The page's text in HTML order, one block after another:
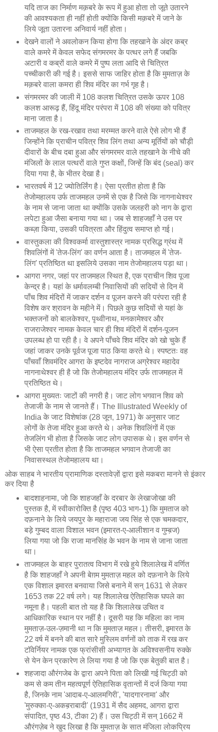
यदि ताज का निर्माण मक़बरे के रूप में हुआ होता तो जूते उतारने
की आवश्यकता ही नहीं होती क्योंकि किसी मक़बरे में जाने के
लिये जूता उतारना अनिवार्य नहीं होता।
देखने वालों ने अवलोकन किया होगा कि तहखाने के अंदर कब्र
वाले कमरे में केवल सफेद संगमरमर के पत्थर लगे हैं जबकि
अटारी व कब्रों वाले कमरे में पुष्प लता आदि से चित्रित
पच्चीकारी की गई है। इससे साफ जाहिर होता है कि मुमताज़ के
मक़बरे वाला कमरा ही शिव मंदिर का गर्भ गृह है।
संगमरमर की जाली में 108 कलश चित्रित उसके ऊपर 108
कलश आरूढ़ हैं, हिंदू मंदिर परंपरा में 108 की संख्या को पवित्र
माना जाता है।
ताजमहल के रख-रखाव तथा मरम्मत करने वाले ऐसे लोग भी हैं
जिन्होंने कि प्राचीन पवित्र शिव लिंग तथा अन्य मूर्तियों को चौड़ी
दीवारों के बीच दबा हुआ और संगमरमर वाले तहखाने के नीचे की
मंजिलों के लाल पत्थरों वाले गुप्त कक्षों, जिन्हें कि बंद (seal) कर
दिया गया है, के भीतर देखा है।
भारतवर्ष में 12 ज्योतिर्लिंग है। ऐसा प्रतीत होता है कि
तेजोमहालय उर्फ ताजमहल उनमें से एक है जिसे कि नागनाथेश्वर
के नाम से जाना जाता था क्योंकि उसके जलहरी को नाग के द्वारा
लपेटा हुआ जैसा बनाया गया था। जब से शाहजहाँ ने उस पर
कब्ज़ा किया, उसकी पवित्रता और हिंदुत्व समाप्त हो गई।
वास्तुकला की विश्वकर्मा वास्तुशास्त्र नामक प्रसिद्ध ग्रंथ में
शिवलिंगों में 'तेज-लिंग' का वर्णन आता है। ताजमहल में 'तेज-
लिंग' प्रतिष्ठित था इसलिये उसका नाम तेजोमहालय पड़ा था।
आगरा नगर, जहां पर ताजमहल स्थित है, एक प्राचीन शिव पूजा
केन्द्र है। यहां के धर्मावलम्बी निवासियों की सदियों से दिन में
पाँच शिव मंदिरों में जाकर दर्शन व पूजन करने की परंपरा रही है
विशेष कर श्रावन के महीने में। पिछले कुछ सदियों से यहां के
भक्तजनों को बालकेश्वर, पृथ्वीनाथ, मनकामेश्वर और
राजराजेश्वर नामक केवल चार ही शिव मंदिरों में दर्शन-पूजन
उपलब्ध हो पा रही है। वे अपने पाँचवे शिव मंदिर को खो चुके हैं
जहां जाकर उनके पूर्वज पूजा पाठ किया करते थे। स्पष्टतः वह
पाँचवाँ शिवमंदिर आगरा के इष्टदेव नागराज अग्रेश्वर महादेव
नागनाथेश्वर ही है जो कि तेजोमहालय मंदिर उर्फ ताजमहल में
प्रतिष्ठित थे।
आगरा मुख्यतः जाटों की नगरी है। जाट लोग भगवान शिव को
तेजाजी के नाम से जानते हैं। The Illustrated Weekly of
India के जाट विशेषांक (28 जून, 1971) के अनुसार जाट
लोगों के तेजा मंदिर हुआ करते थे। अनेक शिवलिंगों में एक
तेजलिंग भी होता है जिसके जाट लोग उपासक थे। इस वर्णन से
भी ऐसा प्रतीत होता है कि ताजमहल भगवान तेजाजी का
निवासस्थल तेजोमहालय था।
ओक साहब ने भारतीय प्रामाणिक दस्तावेज़ों द्वारा इसे मकबरा मानने से इंकार
कर दिया है
बादशाहनामा, जो कि शाहजहाँ के दरबार के लेखाजोखा की
पुस्तक है, में स्वीकारोक्ति है (पृष्ठ 403 भाग-1) कि मुमताज को
दफ़नाने के लिये जयपुर के महाराजा जय सिंह से एक चमकदार,
बड़े गुम्बद वाला विशाल भवन (इमारत-ए-आलीशान व गुम्ब़ज)
लिया गया जो कि राजा मानसिंह के भवन के नाम से जाना जाता
था।
ताजमहल के बाहर पुरातत्व विभाग में रखे हुये शिलालेख में वर्णित
है कि शाहजहाँ ने अपनी बेग़म मुमताज़ महल को दफ़नाने के लिये
एक विशाल इमारत बनवाया जिसे बनाने में सन् 1631 से लेकर
1653 तक 22 वर्ष लगे। यह शिलालेख ऐतिहासिक घपले का
नमूना है। पहली बात तो यह है कि शिलालेख उचित व
आधिकारिक स्थान पर नहीं है। दूसरी यह कि महिला का नाम
मुमताज़-उल-ज़मानी था न कि मुमताज़ महल। तीसरी, इमारत के
22 वर्ष में बनने की बात सारे मुस्लिम वर्णनों को ताक में रख कर
टॉवेर्नियर नामक एक फ्रांसीसी अभ्यागत के अविश्वसनीय रुक्के
से येन केन प्रकारेण ले लिया गया है जो कि एक बेतुकी बात है।
शहजादा औरंगजेब के द्वारा अपने पिता को लिखी गई चिट्ठी को
कम से कम तीन महत्वपूर्ण ऐतिहासिक वृतान्तों में दर्ज किया गया
है, जिनके नाम 'आदाब-ए-आलमगिरी', 'यादगारनामा' और
'मुरुक्का-ए-अकब़राबादी' (1931 में सैद अहमद, आगरा द्वारा
संपादित, पृष्ठ 43, टीका 2) हैं। उस चिट्ठी में सन् 1662 में
औरंगज़ेब ने खुद लिखा है कि मुमताज़ के सात मंजिला लोकप्रिय